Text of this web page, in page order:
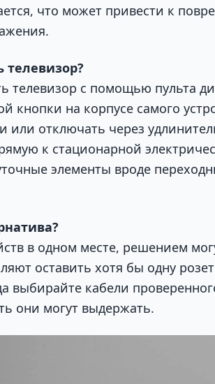
что может привести к
телевизор?
телевизор с помощью пульта
кнопки на корпусе самого
или отключать через
к стационарной
элементы вроде
в одном месте, решением
оставить хотя бы одну
выбирайте кабели
они могут выдержать.